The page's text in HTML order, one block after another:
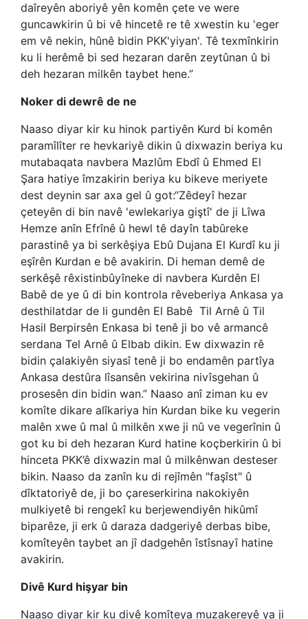
daîreyên aboriyê yên komên çete ve were
guncawkirin û bi vê hincetê re tê xwestin ku 'eger
em vê nekin, hûnê bidin PKK'yiyan'. Tê texmînkirin
ku li herêmê bi sed hezaran darên zeytûnan û bi
deh hezaran milkên taybet hene.”
Noker di dewrê de ne
Naaso diyar kir ku hinok partiyên Kurd bi komên
paramîlîter re hevkariyê dikin û dixwazin beriya ku
mutabaqata navbera Mazlûm Ebdî û Ehmed El
Şara hatiye îmzakirin beriya ku bikeve meriyete
dest deynin sar axa gel û got:“Zêdeyî hezar
çeteyên di bin navê 'ewlekariya giştî' de ji Lîwa
Hemze anîn Efrînê û hewl tê dayîn tabûreke
parastinê ya bi serkêşiya Ebû Dujana El Kurdî ku ji
eşîrên Kurdan e bê avakirin. Di heman demê de
serkêşê rêxistinbûyîneke di navbera Kurdên El
Babê de ye û di bin kontrola rêveberiya Ankasa ya
desthilatdar de li gundên El Babê Til Arnê û Til
Hasil Berpirsên Enkasa bi tenê ji bo vê armancê
serdana Tel Arnê û Elbab dikin. Ew dixwazin rê
bidin çalakiyên siyasî tenê ji bo endamên partîya
Ankasa destûra lîsansên vekirina nivîsgehan û
prosesên din bidin wan.” Naaso anî ziman ku ev
komîte dikare alîkariya hin Kurdan bike ku vegerin
malên xwe û mal û milkên xwe ji nû ve vegerînin û
got ku bi deh hezaran Kurd hatine koçberkirin û bi
hinceta PKK’ê dixwazin mal û milkênwan desteser
bikin. Naaso da zanîn ku di rejîmên "faşîst" û
dîktatoriyê de, ji bo çareserkirina nakokiyên
mulkiyetê bi rengekî ku berjewendiyên hikûmî
biparêze, ji erk û daraza dadgeriyê derbas bibe,
komîteyên taybet an jî dadgehên îstîsnayî hatine
avakirin.
Divê Kurd hişyar bin
Naaso diyar kir ku divê komîteya muzakereyê ya ji